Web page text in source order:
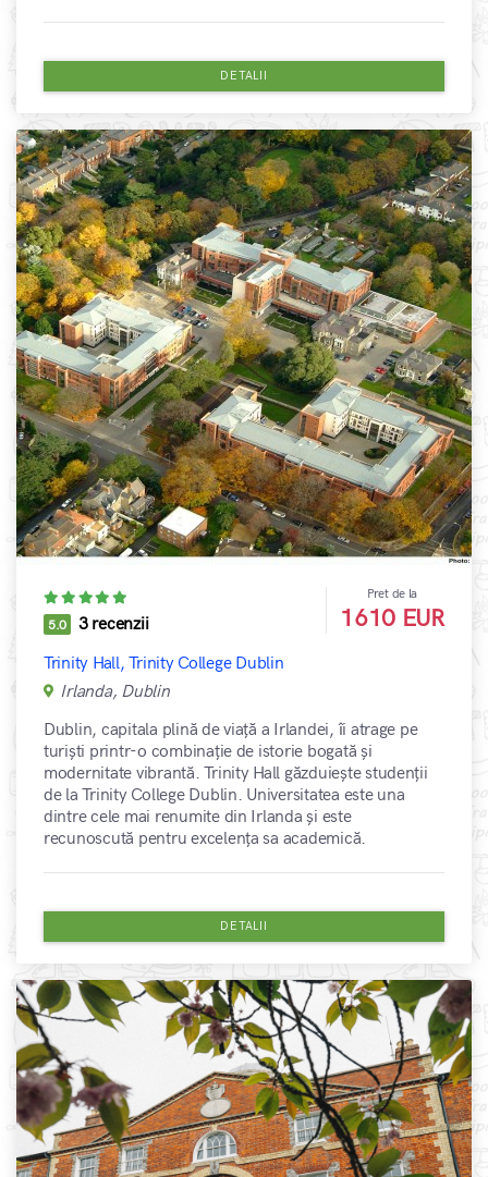
DETALII
5.0
3 recenzii
Trinity Hall, Trinity College Dublin
Irlanda, Dublin
Pret de la
1610 EUR
Dublin, capitala plină de viață a Irlandei, îi atrage pe
turiști printr-o combinație de istorie bogată și
modernitate vibrantă. Trinity Hall găzduiește studenții
de la Trinity College Dublin. Universitatea este una
dintre cele mai renumite din Irlanda și este
recunoscută pentru excelența sa academică.
DETALII